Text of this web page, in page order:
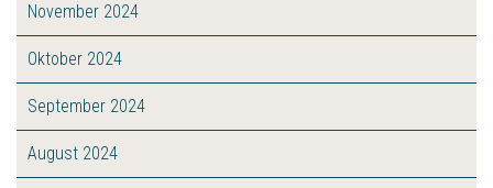
November 2024
Oktober 2024
September 2024
August 2024